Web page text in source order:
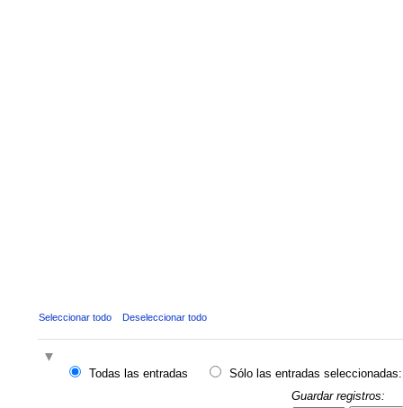
Seleccionar todo Deseleccionar todo
Todas las entradas
Sólo las entradas seleccionadas:
Guardar registros: